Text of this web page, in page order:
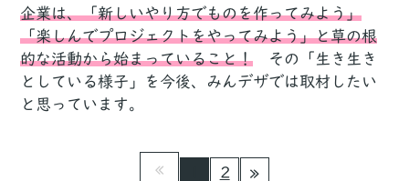
企業は、「新しいやり方でものを作ってみよう」
「楽しんでプロジェクトをやってみよう」と草の根
的な活動から始まっていること！ その「生き生き
としている様子」を今後、みんデザでは取材したい
と思っています。
2